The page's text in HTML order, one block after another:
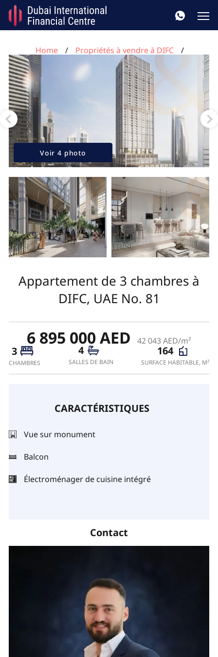
Home
Propriétés à vendre à DIFC
Appartement de 3 chambres à DIFC, UAE No. 81
Voir 4 photo
Appartement de 3 chambres à
DIFC, UAE No. 81
6 895 000 AED 42 043 AED/m²
3
CHAMBRES
4
SALLES DE BAIN
164
SURFACE HABITABLE, M²
CARACTÉRISTIQUES
Vue sur monument
Balcon
Électroménager de cuisine intégré
Contact